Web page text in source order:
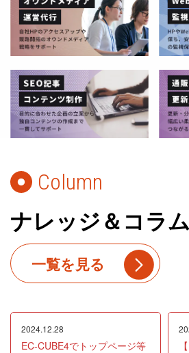
Column
ナレッジ＆コラム
一覧を見る
2024.12.28
EC-CUBE4でトップページ等